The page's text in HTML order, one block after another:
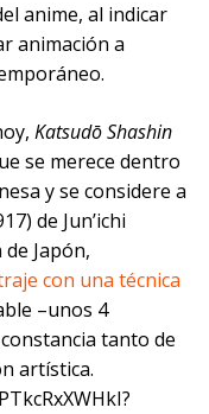
anime, al indicar
animación a
Katsudō Shashin
se merece dentro
y se considere a
de Jun’ichi
Japón,
con una técnica
–unos 4
tanto de
artística.